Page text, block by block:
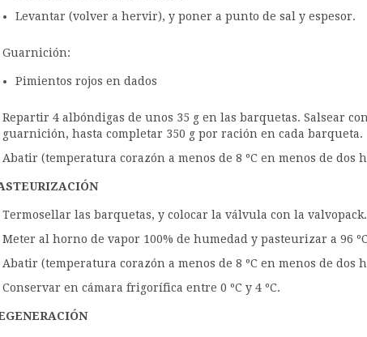
Levantar (volver a hervir), y poner a punto de sal y espesor.
Guarnición:
Pimientos rojos en dados
Repartir 4 albóndigas de unos 35 g en las barquetas. Salsear
guarnición, hasta completar 350 g por ración en cada barqueta.
Abatir (temperatura corazón a menos de 8 ºC en menos de dos
Termosellar las barquetas, y colocar la válvula con la valvopack.
Meter al horno de vapor 100% de humedad y pasteurizar a 96
Abatir (temperatura corazón a menos de 8 ºC en menos de dos
Conservar en cámara frigorífica entre 0 ºC y 4 ºC.